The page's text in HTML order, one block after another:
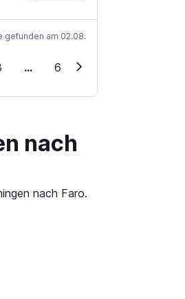
gefunden am 02.08.
... 6
nach
nach Faro.